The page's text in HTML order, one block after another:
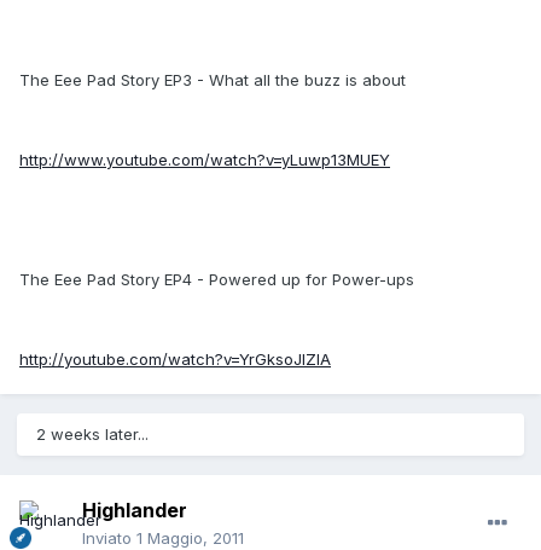
The Eee Pad Story EP3 - What all the buzz is about
http://www.youtube.com/watch?v=yLuwp13MUEY
The Eee Pad Story EP4 - Powered up for Power-ups
http://youtube.com/watch?v=YrGksoJlZlA
2 weeks later...
Highlander
Inviato 1 Maggio, 2011